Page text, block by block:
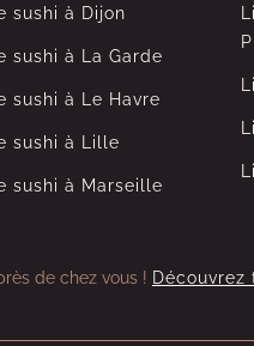
sushi à Dijon
sushi à La Garde
sushi à Le Havre
sushi à Lille
sushi à Marseille
de chez vous !